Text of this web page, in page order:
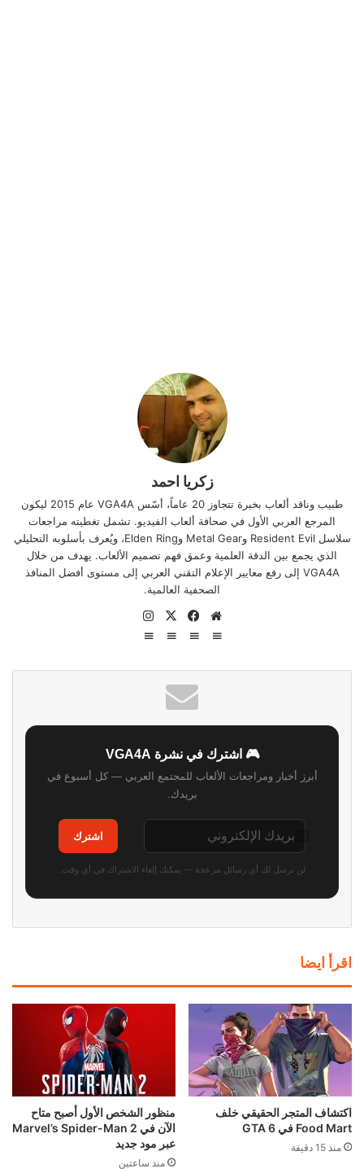
زكريا احمد
طبيب وناقد ألعاب بخبرة تتجاوز 20 عاماً، أسّس VGA4A عام 2015 ليكون
المرجع العربي الأول في صحافة ألعاب الفيديو. تشمل تغطيته مراجعات
سلاسل Resident Evil وMetal Gear وElden Ring، ويُعرف بأسلوبه التحليلي
الذي يجمع بين الدقة العلمية وعمق فهم تصميم الألعاب. يهدف من خلال
VGA4A إلى رفع معايير الإعلام التقني العربي إلى مستوى أفضل المنافذ
الصحفية العالمية.
موق
الوي
في
وك
‫X
انس
ام
🎮 اشترك في نشرة VGA4A
أبرز أخبار ومراجعات الألعاب للمجتمع العربي — كل أسبوع في
بريدك.
اشترك
لن نرسل لك أي رسائل مزعجة — يمكنك إلغاء الاشتراك في أي وقت.
اقرأ ايضا
اكتشاف المتجر الحقيقي خلف
Food Mart في GTA 6
منذ 15 دقيقة
منظور الشخص الأول أصبح متاح
الآن في Marvel’s Spider-Man 2
عبر مود جديد
منذ ساعتين